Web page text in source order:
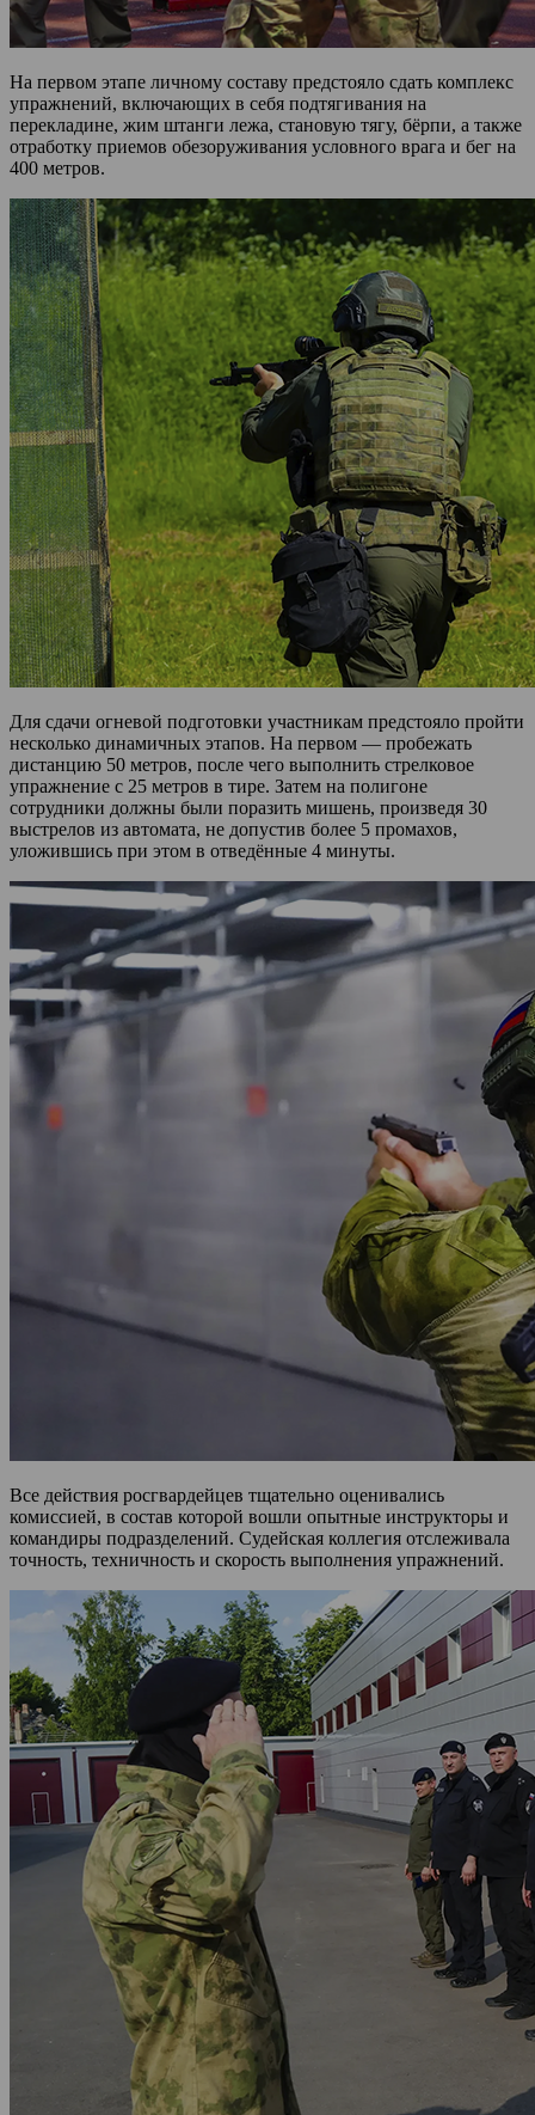
На первом этапе личному составу предстояло сдать комплекс
упражнений, включающих в себя подтягивания на
перекладине, жим штанги лежа, становую тягу, бёрпи, а также
отработку приемов обезоруживания условного врага и бег на
400 метров.
Для сдачи огневой подготовки участникам предстояло пройти
несколько динамичных этапов. На первом — пробежать
дистанцию 50 метров, после чего выполнить стрелковое
упражнение с 25 метров в тире. Затем на полигоне
сотрудники должны были поразить мишень, произведя 30
выстрелов из автомата, не допустив более 5 промахов,
уложившись при этом в отведённые 4 минуты.
Все действия росгвардейцев тщательно оценивались
комиссией, в состав которой вошли опытные инструкторы и
командиры подразделений. Судейская коллегия отслеживала
точность, техничность и скорость выполнения упражнений.